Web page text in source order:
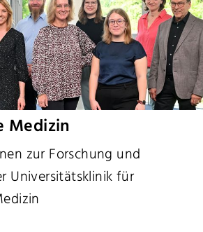
Medizin
zur Forschung und
Universitätsklinik für